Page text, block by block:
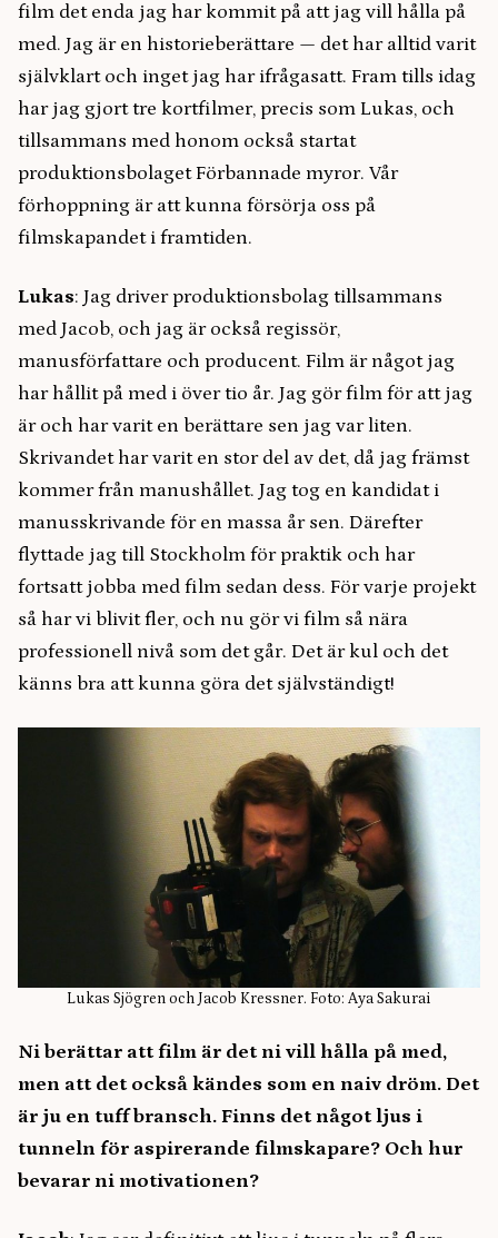
film det enda jag har kommit på att jag vill hålla på
med. Jag är en historieberättare — det har alltid varit
självklart och inget jag har ifrågasatt. Fram tills idag
har jag gjort tre kortfilmer, precis som Lukas, och
tillsammans med honom också startat
produktionsbolaget Förbannade myror. Vår
förhoppning är att kunna försörja oss på
filmskapandet i framtiden.
Lukas: Jag driver produktionsbolag tillsammans
med Jacob, och jag är också regissör,
manusförfattare och producent. Film är något jag
har hållit på med i över tio år. Jag gör film för att jag
är och har varit en berättare sen jag var liten.
Skrivandet har varit en stor del av det, då jag främst
kommer från manushållet. Jag tog en kandidat i
manusskrivande för en massa år sen. Därefter
flyttade jag till Stockholm för praktik och har
fortsatt jobba med film sedan dess. För varje projekt
så har vi blivit fler, och nu gör vi film så nära
professionell nivå som det går. Det är kul och det
känns bra att kunna göra det självständigt!
Lukas Sjögren och Jacob Kressner. Foto: Aya Sakurai
Ni berättar att film är det ni vill hålla på med,
men att det också kändes som en naiv dröm. Det
är ju en tuff bransch. Finns det något ljus i
tunneln för aspirerande filmskapare? Och hur
bevarar ni motivationen?